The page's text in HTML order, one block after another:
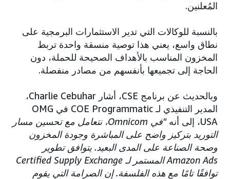
المُعلنين.
بالنسبة للوكالات التي تدير الاستثمارات البرمجية على
نطاق واسع، يعني هذا توصية منسقة واحدة تربط
المخزون المناسب بالأهداف الصحيحة للحملة، دون
الحاجة إلى تجميعها بأنفسهم من مصادر منفصلة.
وبالحديث عن برنامج CSE، أشار Charlie Cebuhar،
المدير التنفيذي لـ COE Programmatic في OMG
USA، إلى أنه
"في Omnicom، نتعامل مع تحسين مسار
التوريد بتركيز واضح على المباشرة وجودة المخزون
وصحة الصناعة على المدى البعيد. يتوافق تطوير
Amazon Ads المستمر لـ Certified Supply Exchange
توافقًا تامًا مع هذه الفلسفة. إن الصرامة التي يقوم